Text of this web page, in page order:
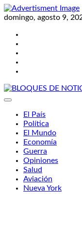
Skip
to
domingo, agosto 9,
El País
Política
El Mundo
Economía
Guerra
Opiniones
Salud
Aviación
Nueva York